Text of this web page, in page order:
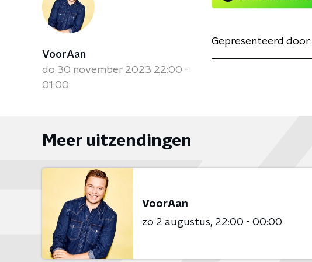
VoorAan
do 30 november 2023 22:00 -
01:00
Gepresenteerd door:
Meer uitzendingen
VoorAan
zo 2 augustus 22:00 - 00:00